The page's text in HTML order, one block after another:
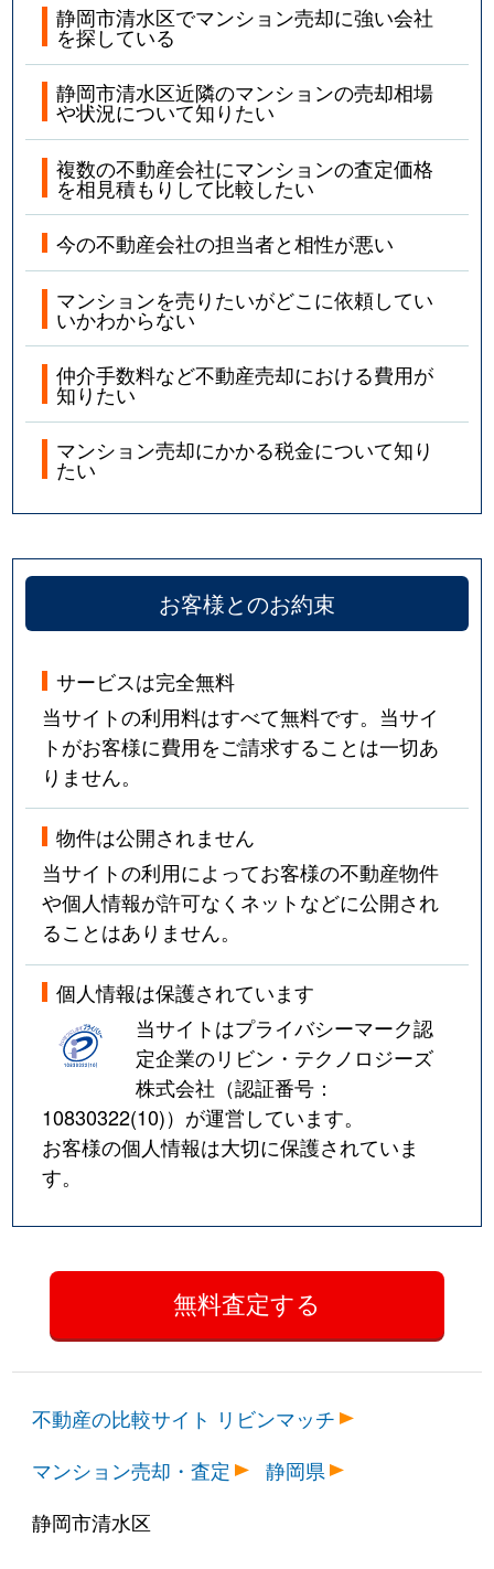
静岡市清水区でマンション売却に強い会社
を探している
静岡市清水区近隣のマンションの売却相場
や状況について知りたい
複数の不動産会社にマンションの査定価格
を相見積もりして比較したい
今の不動産会社の担当者と相性が悪い
マンションを売りたいがどこに依頼してい
いかわからない
仲介手数料など不動産売却における費用が
知りたい
マンション売却にかかる税金について知り
たい
お客様とのお約束
サービスは完全無料
当サイトの利用料はすべて無料です。当サイ
トがお客様に費用をご請求することは一切あ
りません。
物件は公開されません
当サイトの利用によってお客様の不動産物件
や個人情報が許可なくネットなどに公開され
ることはありません。
個人情報は保護されています
当サイトはプライバシーマーク認
定企業のリビン・テクノロジーズ
株式会社（認証番号：
10830322(10)）が運営しています。
お客様の個人情報は大切に保護されていま
す。
不動産の比較サイト リビンマッチ
マンション売却・査定
静岡県
静岡市清水区